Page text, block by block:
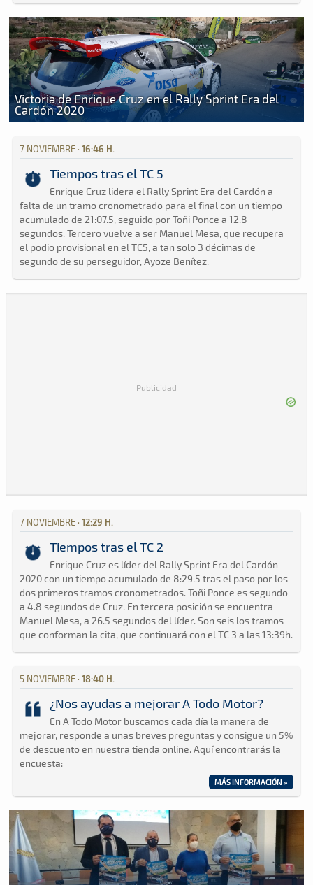
Victoria de Enrique Cruz en el Rally Sprint Era del
Cardón 2020
7 NOVIEMBRE · 16:46 H.
Tiempos tras el TC 5
Enrique Cruz lidera el Rally Sprint Era del Cardón a
falta de un tramo cronometrado para el final con un tiempo
acumulado de 21:07.5, seguido por Toñi Ponce a 12.8
segundos. Tercero vuelve a ser Manuel Mesa, que recupera
el podio provisional en el TC5, a tan solo 3 décimas de
segundo de su perseguidor, Ayoze Benítez.
Publicidad
7 NOVIEMBRE · 12:29 H.
Tiempos tras el TC 2
Enrique Cruz es líder del Rally Sprint Era del Cardón
2020 con un tiempo acumulado de 8:29.5 tras el paso por los
dos primeros tramos cronometrados. Toñi Ponce es segundo
a 4.8 segundos de Cruz. En tercera posición se encuentra
Manuel Mesa, a 26.5 segundos del líder. Son seis los tramos
que conforman la cita, que continuará con el TC 3 a las 13:39h.
5 NOVIEMBRE · 18:40 H.
¿Nos ayudas a mejorar A Todo Motor?
En A Todo Motor buscamos cada día la manera de
mejorar, responde a unas breves preguntas y consigue un 5%
de descuento en nuestra tienda online. Aquí encontrarás la
encuesta:
MÁS INFORMACIÓN »